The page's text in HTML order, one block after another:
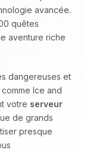
avancée.
quêtes
aventure riche
dangereuses et
Ice and
votre serveur
de grands
presque